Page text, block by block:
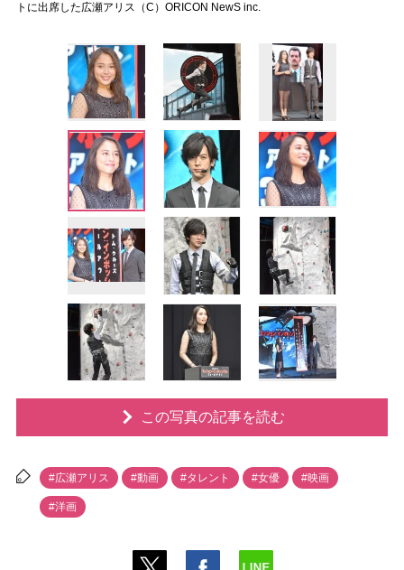
トに出席した広瀬アリス（C）ORICON NewS inc.
この写真の記事を読む
#広瀬アリス #動画 #タレント #女優 #映画
#洋画